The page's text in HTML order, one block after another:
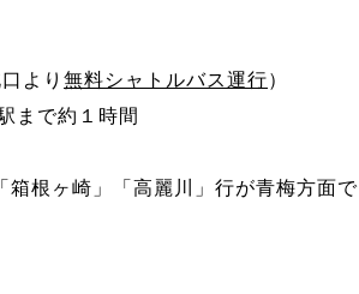
より 無料シャトルバス運行）
まで約１時間
箱根ヶ崎」「高麗川」行が青梅方面で